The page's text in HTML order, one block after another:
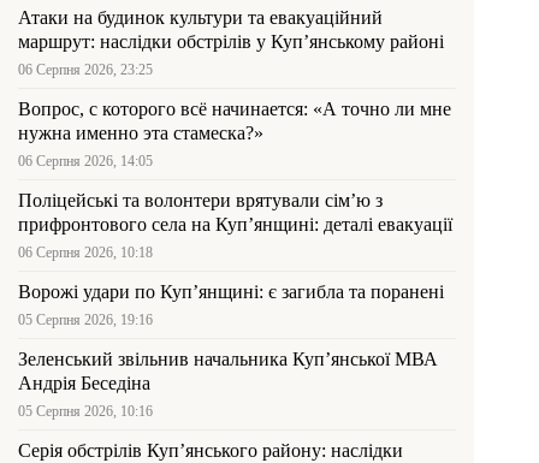
Атаки на будинок культури та евакуаційний
маршрут: наслідки обстрілів у Куп’янському районі
06 Серпня 2026, 23:25
Вопрос, с которого всё начинается: «А точно ли мне
нужна именно эта стамеска?»
06 Серпня 2026, 14:05
Поліцейські та волонтери врятували сім’ю з
прифронтового села на Куп’янщині: деталі евакуації
06 Серпня 2026, 10:18
Ворожі удари по Куп’янщині: є загибла та поранені
05 Серпня 2026, 19:16
Зеленський звільнив начальника Купʼянської МВА
Андрія Беседіна
05 Серпня 2026, 10:16
Серія обстрілів Куп’янського району: наслідки